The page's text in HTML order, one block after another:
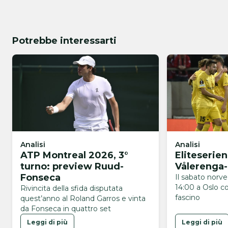
Potrebbe interessarti
Analisi
ATP Montreal 2026, 3°
turno: preview Ruud-
Fonseca
Rivincita della sfida disputata
quest’anno al Roland Garros e vinta
da Fonseca in quattro set
Leggi di più
Analisi
Il sabato
14:00 a Oslo
fascino
Leggi di più